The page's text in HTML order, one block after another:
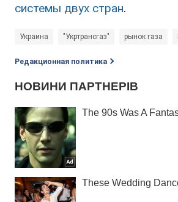
системы двух стран.
Украина "Укртрансгаз" рынок газа
Редакционная политика